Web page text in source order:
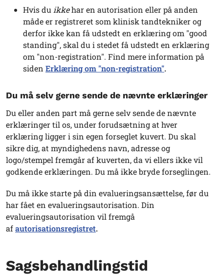
Hvis du ikkehar en autorisation eller på anden
måde er registreret som klinisk tandtekniker og
derfor ikke kan få udstedt en erklæring om "good
standing", skal du i stedet få udstedt en erklæring
om "non-registration". Find mere information på
siden Erklæring om "non-registration".
Du må selv gerne sende de nævnte erklæringer
Du eller anden part må gerne selv sende de nævnte
erklæringer til os, under forudsætning at hver
erklæring ligger i sin egen forseglet kuvert. Du skal
sikre dig, at myndighedens navn, adresse og
logo/stempel fremgår af kuverten, da vi ellers ikke vil
godkende erklæringen. Du må ikke bryde forseglingen.
Du må ikke starte på din evalueringsansættelse, før du
har fået en evalueringsautorisation. Din
evalueringsautorisation vil fremgå
afautorisationsregistret.
Sagsbehandlingstid